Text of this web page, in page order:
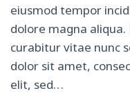
eiusmod tempor
dolore magna
curabitur vitae nunc
dolor sit amet,
elit, sed…